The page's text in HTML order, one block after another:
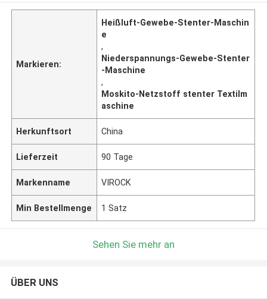
Markieren:
Heißluft-Gewebe-Stenter-Maschin
e
,
Niederspannungs-Gewebe-Stenter
-Maschine
,
Moskito-Netzstoff stenter Textilm
aschine
Herkunftsort China
Lieferzeit 90 Tage
Markenname VIROCK
Min Bestellmenge 1 Satz
Sehen Sie mehr an
ÜBER UNS